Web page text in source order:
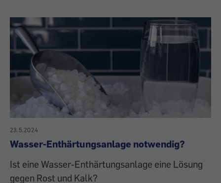
23.5.2024
Wasser-Enthärtungsanlage notwendig?
Ist eine Wasser-Enthärtungsanlage eine Lösung
gegen Rost und Kalk?